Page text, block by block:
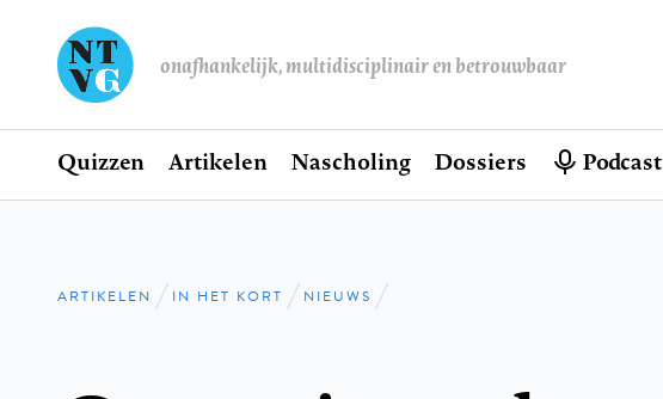
onafhankelijk, multidisciplinair en betrouwbaar
Hoofdnavigatie
Home
Quizzen Artikelen Nascholing Dossiers Podcast
Kruimelpad
ARTIKELEN IN HET KORT NIEUWS